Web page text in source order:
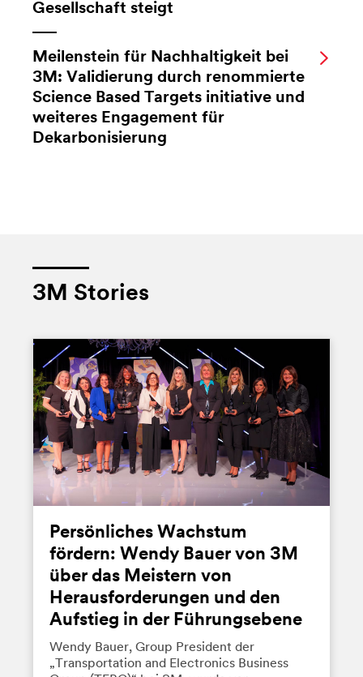
Gesellschaft steigt
Meilenstein für Nachhaltigkeit bei
3M: Validierung durch renommierte
Science Based Targets initiative und
weiteres Engagement für
Dekarbonisierung
3M Stories
Persönliches Wachstum
fördern: Wendy Bauer von 3M
über das Meistern von
Herausforderungen und den
Aufstieg in der Führungsebene
Wendy Bauer, Group President der
„Transportation and Electronics Business